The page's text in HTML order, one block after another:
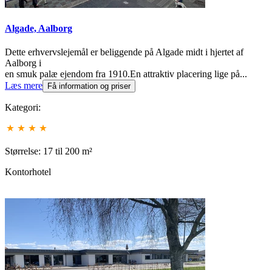
Algade, Aalborg
Dette erhvervslejemål er beliggende på Algade midt i hjertet af
Aalborg i
en smuk palæ ejendom fra 1910.En attraktiv placering lige på...
Læs mere
Få information og priser
Kategori:
Størrelse: 17 til 200 m²
Kontorhotel